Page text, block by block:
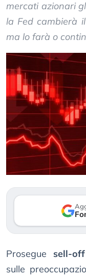
mercati azionari
la Fed cambierà
ma lo farà o
Prosegue sell-
sulle